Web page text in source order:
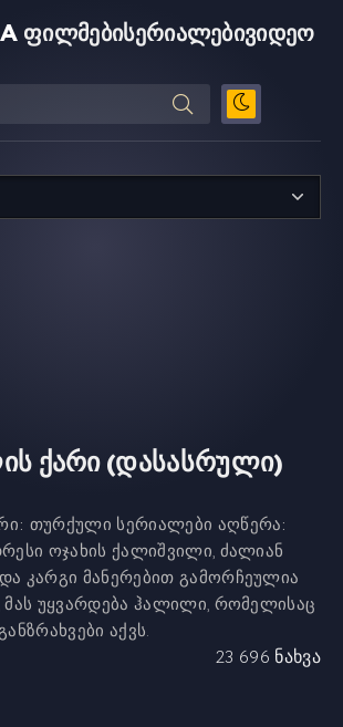
ფილმებისერიალებივიდეო
ქარი (დასასრული)
თურქული სერიალები აღწერა:
ოჯახის ქალიშვილი, ძალიან
კარგი მანერებით გამორჩეულია
უყვარდება ჰალილი, რომელისაც
აქვს.
23 696 ნახვა